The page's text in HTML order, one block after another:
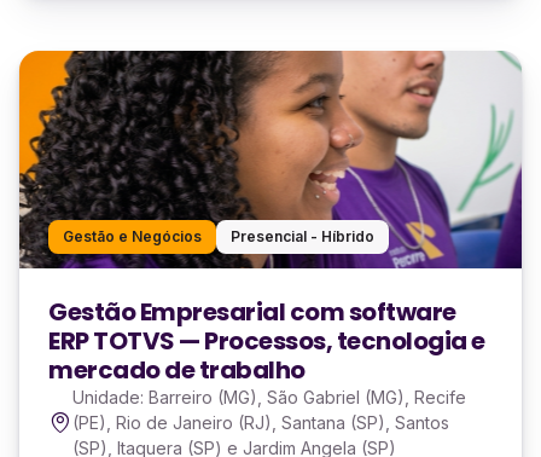
Gestão e Negócios Presencial - Híbrido
Gestão Empresarial com software
ERP TOTVS — Processos, tecnologia e
mercado de trabalho
Unidade: Barreiro (MG), São Gabriel (MG), Recife
(PE), Rio de Janeiro (RJ), Santana (SP), Santos
(SP), Itaquera (SP) e Jardim Angela (SP)